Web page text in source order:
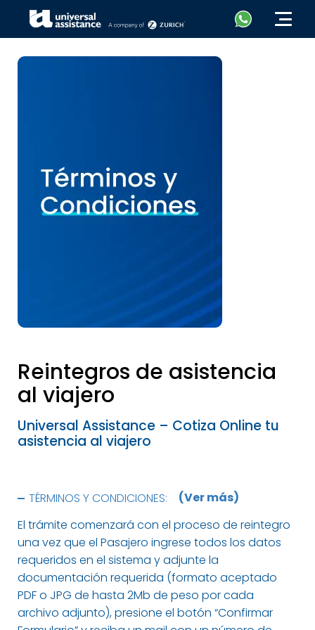
Reintegros de asistencia
al viajero
Universal Assistance – Cotiza Online tu
asistencia al viajero
TÉRMINOS Y CONDICIONES:
monto total no superen la suma de USD 500
(Dólares Quinientos) o el equivalente a dicho
importe en otra moneda internacional o de curso
legal en Argentina. Se informa que no habrá
restricción para la solicitud inicial de reintegro
(con independencia de su monto) con respecto a
El trámite comenzará con el proceso de reintegro
una vez que el Pasajero ingrese todos los datos
requeridos en el sistema y adjunte la
documentación requerida (formato aceptado
PDF o JPG de hasta 2Mb de peso por cada
archivo adjunto), presione el botón “Confirmar